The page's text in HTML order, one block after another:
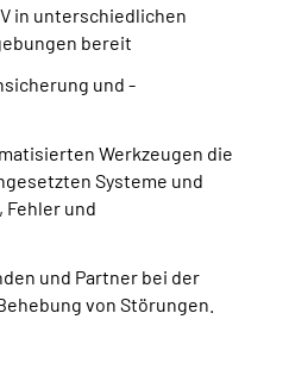
in unterschiedlichen
bereit
und -
Werkzeugen die
Systeme und
und
und Partner bei der
von Störungen.